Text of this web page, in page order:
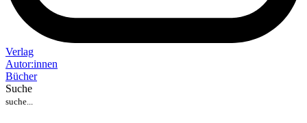
Verlag
Autor:innen
Bücher
Suche